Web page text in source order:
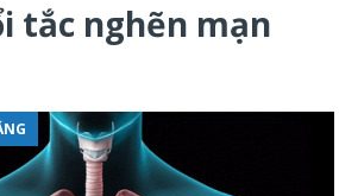
tắc nghẽn mạn